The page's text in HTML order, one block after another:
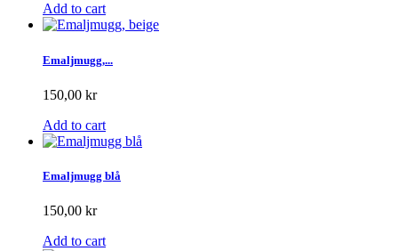
Add to cart
Emaljmugg,...
150,00 kr
Add to cart
Emaljmugg blå
150,00 kr
Add to cart